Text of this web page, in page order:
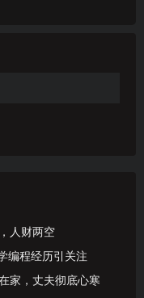
人财两空
编程经历引关注
家，丈夫彻底心寒